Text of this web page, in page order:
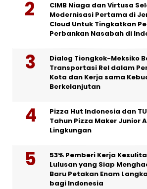
CIMB Niaga dan Virtusa
Modernisasi Pertama di
Cloud Untuk Tingkatkan
Perbankan Nasabah di
Dialog Tiongkok-Meksiko
Transportasi Rel dalam
Kota dan Kerja sama
Berkelanjutan
Pizza Hut Indonesia dan
Tahun Pizza Maker Junior
Lingkungan
53% Pemberi Kerja
Lulusan yang Siap
Baru Petakan Enam
bagi Indonesia